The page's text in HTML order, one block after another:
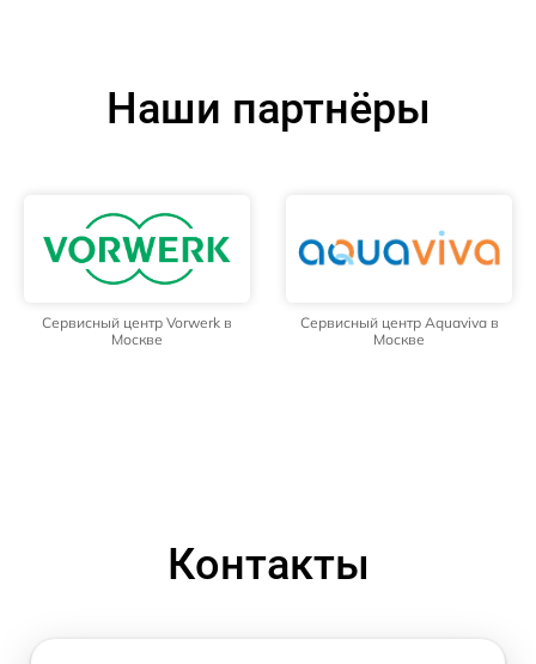
Наши партнёры
Сервисный центр Vorwerk в
Москве
Сервисный центр Aquaviva в
Москве
Контакты